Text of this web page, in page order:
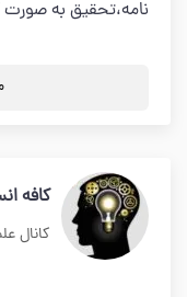
نامه،تحقیق به صورت
کافه
کانال